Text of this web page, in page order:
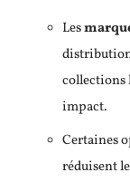
Les
collections
impact.
Certaines
réduisent